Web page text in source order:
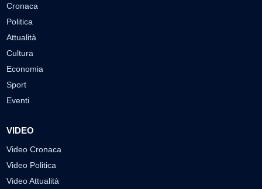
Cronaca
Politica
Attualità
Cultura
Economia
Sport
Eventi
VIDEO
Video Cronaca
Video Politica
Video Attualità